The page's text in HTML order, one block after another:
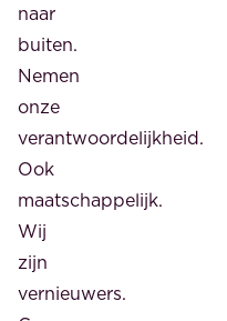
naar
buiten.
Nemen
onze
verantwoordelijkheid.
Ook
maatschappelijk.
Wij
zijn
vernieuwers.